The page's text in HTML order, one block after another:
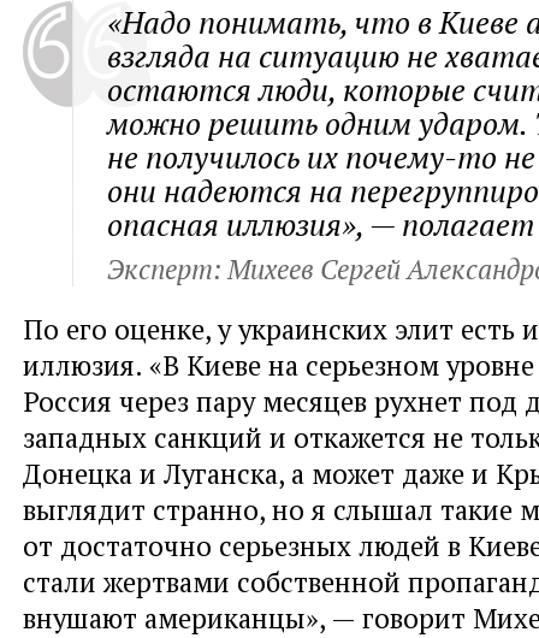
«Надо понимать, что в Киеве
взгляда на ситуацию не
остаются люди, которые
можно решить одним ударом.
не получилось их почему-то
они надеются на
опасная иллюзия», —
Эксперт: Михеев Сергей
По его оценке, у украинских элит есть
иллюзия. «В Киеве на серьезном
Россия через пару месяцев рухнет под
западных санкций и откажется не
Донецка и Луганска, а может даже и
выглядит странно, но я слышал такие
от достаточно серьезных людей в
стали жертвами собственной
внушают американцы», — говорит